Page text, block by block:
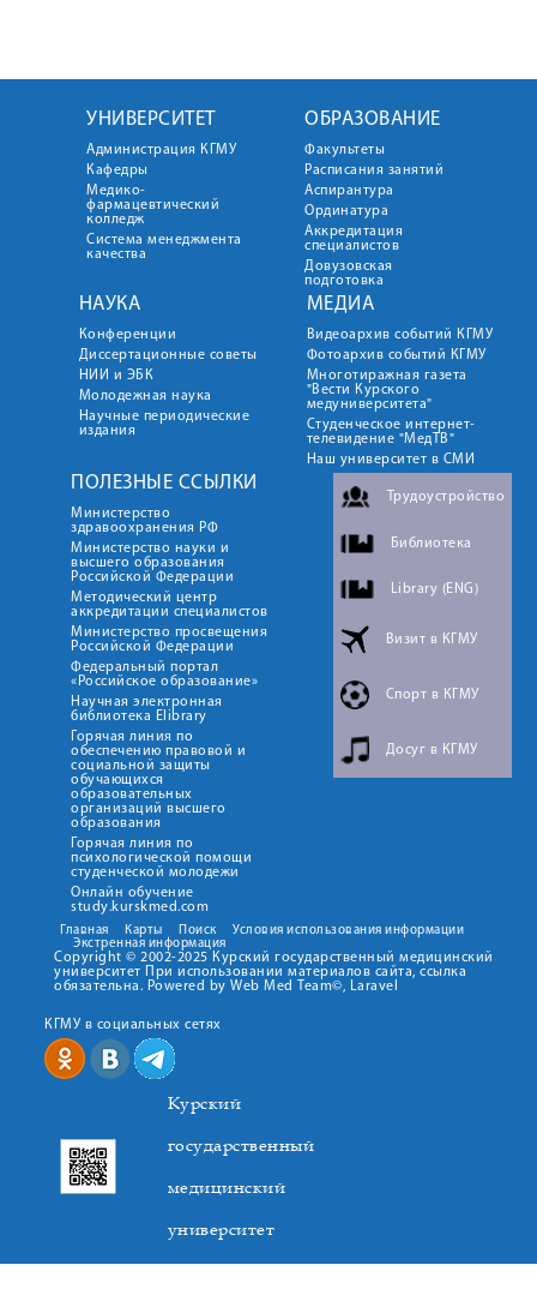
УНИВЕРСИТЕТ
Администрация КГМУ
Кафедры
Медико-
фармацевтический
колледж
Система менеджмента
качества
ОБРАЗОВАНИЕ
Факультеты
Расписания занятий
Аспирантура
Ординатура
Аккредитация
специалистов
Довузовская
подготовка
НАУКА
Конференции
Диссертационные советы
НИИ и ЭБК
Молодежная наука
Научные периодические
издания
МЕДИА
Видеоархив событий КГМУ
Фотоархив событий КГМУ
Многотиражная газета
"Вести Курского
медуниверситета"
Студенческое интернет-
телевидение "МедТВ"
Наш университет в СМИ
ПОЛЕЗНЫЕ ССЫЛКИ
Министерство
здравоохранения РФ
Министерство науки и
высшего образования
Российской Федерации
Методический центр
аккредитации специалистов
Министерство просвещения
Российской Федерации
Федеральный портал
«Российское образование»
Научная электронная
библиотека Elibrary
Горячая линия по
обеспечению правовой и
социальной защиты
обучающихся
образовательных
организаций высшего
образования
Горячая линия по
психологической помощи
студенческой молодежи
Онлайн обучение
study.kurskmed.com
Трудоустройство
Библиотека
Library (ENG)
Визит в КГМУ
Спорт в КГМУ
Досуг в КГМУ
Главная Карты Поиск
Условия использования информации
Экстренная информация
Copyright © 2002-2025 Курский государственный медицинский
университет При использовании материалов сайта, ссылка
обязательна. Powered by Web Med Team©, Laravel
КГМУ в социальных сетях
Курский
государственный
медицинский
университет